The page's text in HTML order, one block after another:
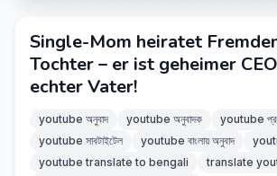
Single-Mom heiratet
Tochter – er ist geheimer
echter Vater!
youtube অনুবাদ youtube অনুবাদক
youtube
youtube সাবটাইটেল
youtube বাংলায় অনুবাদ
youtube translate to bengali
translate